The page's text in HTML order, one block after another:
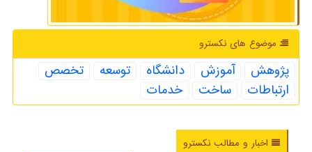
موضوع های نكسترو
پژوهش آموزش دانشگاه توسعه
تخصص
ارتباطات
ساخت خدمات
اخبار و مطالب نکسترو